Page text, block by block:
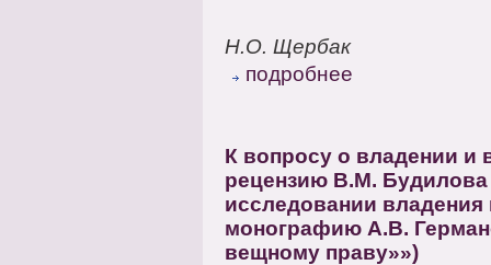
Н.О. Щербак
подробнее
К вопросу о владении и
рецензию В.М. Будилова
исследовании
монографию А.В.
вещному праву»»)